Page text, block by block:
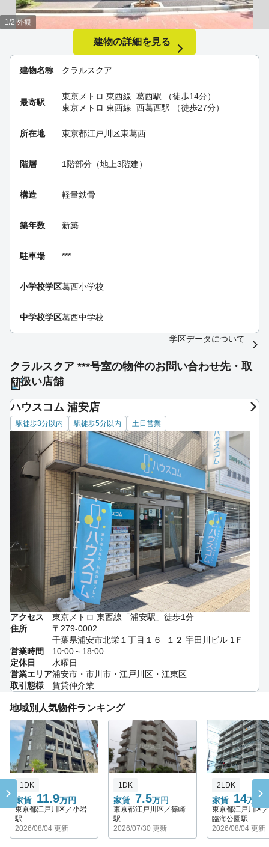
建物名称 クラルスクア
最寄駅
東京メトロ 東西線 葛西駅 （徒歩14分）
東京メトロ 東西線 西葛西駅 （徒歩27分）
所在地 東京都江戸川区東葛西
階層 1階部分（地上3階建）
構造 軽量鉄骨
築年数 新築
駐車場 ***
小学校学区葛西小学校
中学校学区葛西中学校
1/2 外観
建物の詳細を見る
学区データについて
クラルスクア ***号室の物件のお問い合わせ先・取
り扱い店舗
ハウスコム 浦安店
駅徒歩3分以内 駅徒歩5分以内 土日営業
アクセス
東京メトロ 東西線「浦安駅」徒歩1分
住所
〒279-0002
千葉県浦安市北栄１丁目１６−１２ 宇田川ビル 1Ｆ
営業時間
10:00～18:00
定休日
水曜日
営業エリア浦安市・市川市・江戸川区・江東区
取引態様
賃貸仲介業
地域別人気物件ランキング
家賃 11.9万円
1DK
東京都江戸川区／小岩
駅
2026/08/04 更新
家賃 7.5万円
1DK
東京都江戸川区／篠崎
駅
2026/07/30 更新
家賃 14万円
2LDK
東京都江戸川区
臨海公園駅
2026/08/04 更新